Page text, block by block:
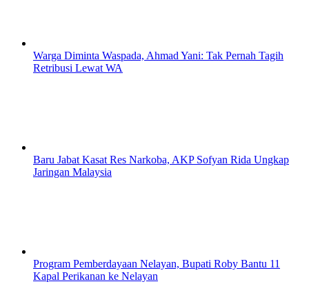
Warga Diminta Waspada, Ahmad Yani: Tak Pernah Tagih
Retribusi Lewat WA
Baru Jabat Kasat Res Narkoba, AKP Sofyan Rida Ungkap
Jaringan Malaysia
Program Pemberdayaan Nelayan, Bupati Roby Bantu 11
Kapal Perikanan ke Nelayan